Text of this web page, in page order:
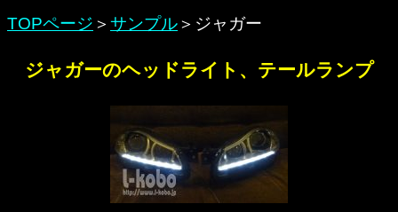
TOPページ ＞サンプル＞ジャガー
ジャガーのヘッドライト、テールランプ